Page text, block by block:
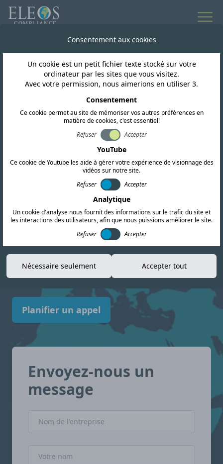
Mozambique
Nous proposons des services complets de
certification RF, CEM et de sécurité. Notre
équipe mène également des recherches
réglementaires approfondies et fournit des
informations actualisées pour vous aider à
vous y retrouver dans le paysage de la
conformité. Mozambique avec confiance.
Planifier un appel
Envoyez-nous un
message
Consentement aux cookies
Un cookie est un petit fichier texte stocké sur votre
ordinateur par les sites que vous visitez.
Avec votre permission, nous aimerions en utiliser 3.
Consentement
Ce cookie permet au site de mémoriser vos autres préférences en
matière de cookies, c'est essentiel!
Refuser
Accepter
YouTube
Ce cookie de Youtube les aide à gérer votre expérience de visionnage des
vidéos sur notre site.
Refuser
Accepter
Analytique
Un cookie d'analyse nous fournit des informations sur le trafic du site et
les interactions des utilisateurs, afin que nous puissions améliorer le site.
Refuser
Accepter
Nécessaire seulement Accepter tout